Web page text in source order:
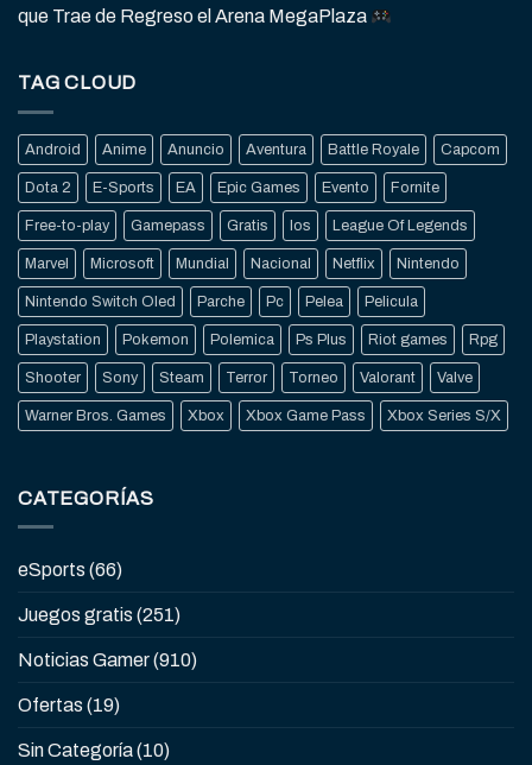
que Trae de Regreso el Arena MegaPlaza
TAG CLOUD
Android Anime Anuncio Aventura Battle Royale Capcom
Dota 2 E-Sports EA Epic Games Evento Fornite
Free-to-play Gamepass Gratis Ios League Of Legends
Marvel Microsoft Mundial Nacional Netflix Nintendo
Nintendo Switch Oled Parche Pc Pelea Pelicula
Playstation Pokemon Polemica Ps Plus Riot games Rpg
Shooter Sony Steam Terror Torneo Valorant Valve
Warner Bros. Games Xbox Xbox Game Pass Xbox Series S/X
CATEGORÍAS
eSports (66)
Juegos gratis (251)
Noticias Gamer(910)
Ofertas (19)
Sin Categoría(10)